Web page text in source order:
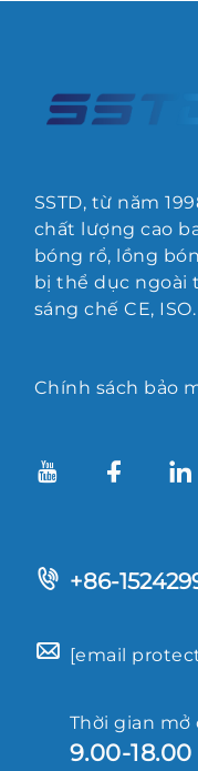
SSTD, từ năm
chất lượng cao
bóng rổ, lồng
bị thể dục ngoài
sáng chế CE, ISO.
Chính sách bảo
+86-
[email
Thời gian mở
9.00-18.00